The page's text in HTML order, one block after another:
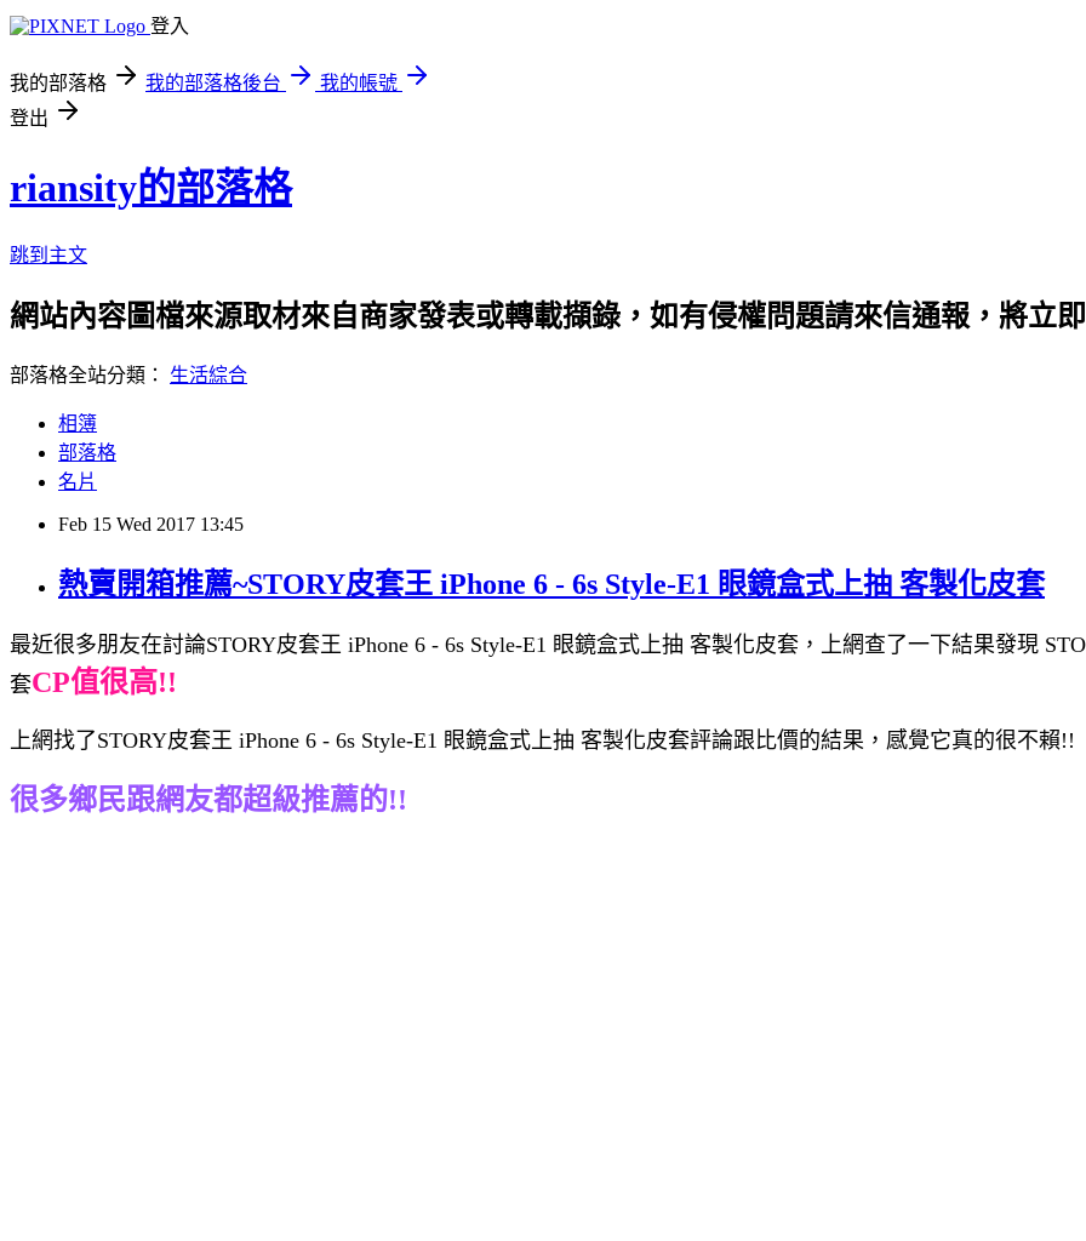
登入
我的部落格 我的部落格後台
我的帳號
登出
riansity的部落格
跳到主文
網站內容圖檔來源取材來自商家發表或轉載擷錄，如有侵權問題請來信通報，將立
部落格全站分類： 生活綜合
相簿
部落格
名片
Feb 15 Wed 2017 13:45
熱賣開箱推薦~STORY皮套王 iPhone 6 - 6s Style-E1 眼鏡盒式上抽 客製化皮套
最近很多朋友在討論STORY皮套王 iPhone 6 - 6s Style-E1 眼鏡盒式上抽 客製化皮套，上網查了一下結果發現
套CP值很高!!
上網找了STORY皮套王 iPhone 6 - 6s Style-E1 眼鏡盒式上抽 客製化皮套評論跟比價的結果，感覺它真的很不賴!!
很多鄉民跟網友都超級推薦的!!